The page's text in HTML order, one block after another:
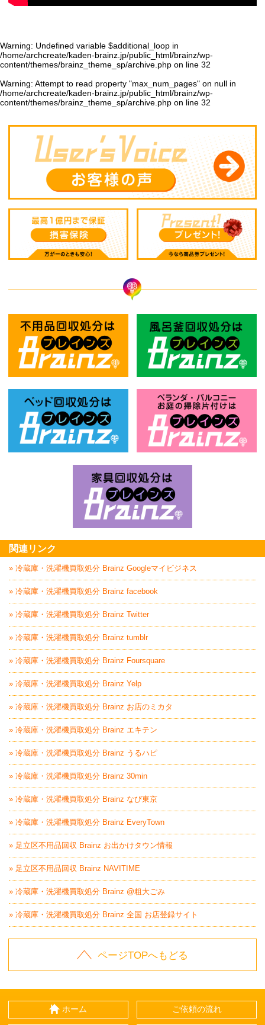
Warning: Undefined variable $additional_loop in
/home/archcreate/kaden-brainz.jp/public_html/brainz/wp-
content/themes/brainz_theme_sp/archive.php on line 32
Warning: Attempt to read property "max_num_pages" on null in
/home/archcreate/kaden-brainz.jp/public_html/brainz/wp-
content/themes/brainz_theme_sp/archive.php on line 32
関連リンク
» 冷蔵庫・洗濯機買取処分 Brainz Googleマイビジネス
» 冷蔵庫・洗濯機買取処分 Brainz facebook
» 冷蔵庫・洗濯機買取処分 Brainz Twitter
» 冷蔵庫・洗濯機買取処分 Brainz tumblr
» 冷蔵庫・洗濯機買取処分 Brainz Foursquare
» 冷蔵庫・洗濯機買取処分 Brainz Yelp
» 冷蔵庫・洗濯機買取処分 Brainz お店のミカタ
» 冷蔵庫・洗濯機買取処分 Brainz エキテン
» 冷蔵庫・洗濯機買取処分 Brainz うるハピ
» 冷蔵庫・洗濯機買取処分 Brainz 30min
» 冷蔵庫・洗濯機買取処分 Brainz なび東京
» 冷蔵庫・洗濯機買取処分 Brainz EveryTown
» 足立区不用品回収 Brainz お出かけタウン情報
» 足立区不用品回収 Brainz NAVITIME
» 冷蔵庫・洗濯機買取処分 Brainz @粗大ごみ
» 冷蔵庫・洗濯機買取処分 Brainz 全国 お店登録サイト
ページTOPへもどる
ホーム ご依頼の流れ